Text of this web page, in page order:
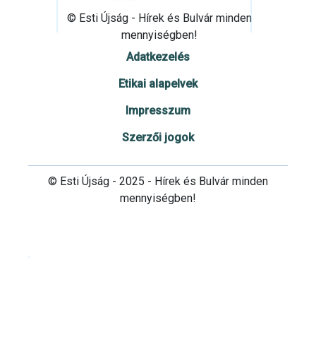
© Esti Újság - Hírek és Bulvár minden
mennyiségben!
Adatkezelés
Etikai alapelvek
Impresszum
Szerzői jogok
© Esti Újság - 2025 - Hírek és Bulvár minden
mennyiségben!